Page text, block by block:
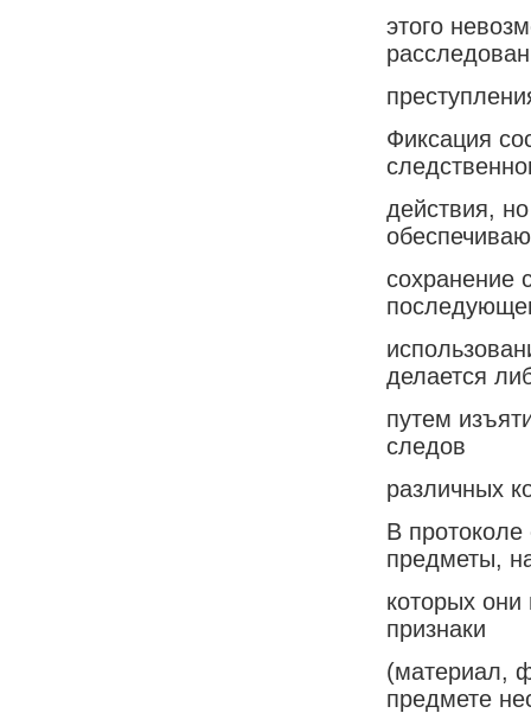
этого
Фиксация
действия,
сохранение
делается
путем
следов
различных
В
предметы,
которых
признаки
(материал,
предмете